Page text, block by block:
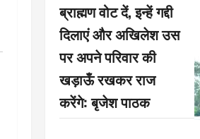
ब्राह्मण वोट दें, इन्हें गद्दी
दिलाएं और अखिलेश उस
पर अपने परिवार की
खड़ाऊँ रखकर राज
करेंगे: बृजेश पाठक